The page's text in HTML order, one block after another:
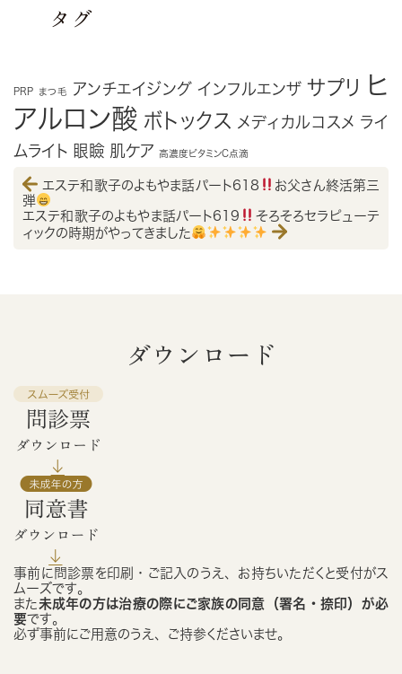
タグ
PRP まつ毛 アンチエイジング インフルエンザ サプリ ヒ
アルロン酸 ボトックス メディカルコスメ ライ
ムライト 眼瞼 肌ケア 高濃度ビタミンC点滴
エステ和歌子のよもやま話パート618
お父さん終活第三
弾
エステ和歌子のよもやま話パート619
そろそろセラピューテ
ィックの時期がやってきました
ダウンロード
事前に問診票を印刷・ご記入のうえ、お持ちいただくと受付がス
ムーズです。
また 未成年の方は治療の際にご家族の同意（署名・捺印）が必
要です。
必ず事前にご用意のうえ、ご持参くださいませ。